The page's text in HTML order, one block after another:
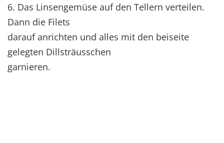
6. Das Linsengemüse auf den Tellern verteilen.
Dann die Filets
darauf anrichten und alles mit den beiseite
gelegten Dillsträusschen
garnieren.